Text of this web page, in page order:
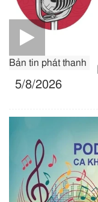
Bản tin phát thanh
5/8/2026